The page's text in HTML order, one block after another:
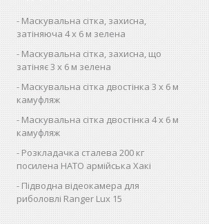
Маскувальна сітка, захисна,
затіняюча 4 х 6 м зелена
Маскувальна сітка, захисна, що
затіняє 3 х 6 м зелена
Маскувальна сітка двостінка 3 х 6 м
камуфляж
Маскувальна сітка двостінка 4 х 6 м
камуфляж
Розкладачка сталева 200 кг
посилена НАТО армійська Хакі
Підводна відеокамера для
риболовлі Ranger Lux 15